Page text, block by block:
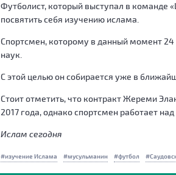
Футболист, который выступал в команде
посвятить себя изучению ислама.
Спортсмен, которому в данный момент
наук.
С этой целью он собирается уже в
Стоит отметить, что контракт Жереми
2017 года, однако спортсмен работает
Ислам сегодня
изучение Ислама мусульманин футбол